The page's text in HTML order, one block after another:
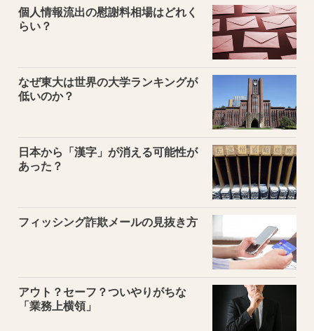
個人情報流出の慰謝料相場はどれく
らい？
なぜ東大は世界の大学ランキングが
低いのか？
日本から「漢字」が消える可能性が
あった？
フィッシング詐欺メールの見抜き方
アウト？セーフ？ついやりがちな
「業務上横領」